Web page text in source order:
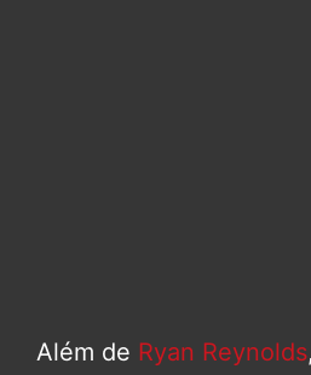
Além de Ryan Reynolds